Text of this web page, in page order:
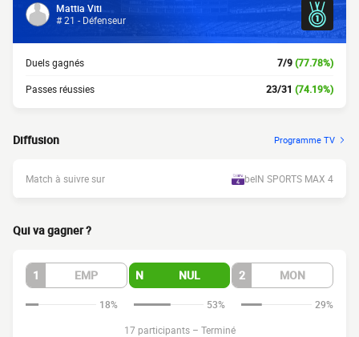
Mattia Viti
# 21 - Défenseur
Duels gagnés 7/9(77.78%)
Passes réussies 23/31 (74.19%)
Diffusion Programme TV
Match à suivre sur beIN SPORTS MAX 4
Qui va gagner ?
1 EMP N NUL 2 MON
18% 53%
29%
17 participants – Terminé